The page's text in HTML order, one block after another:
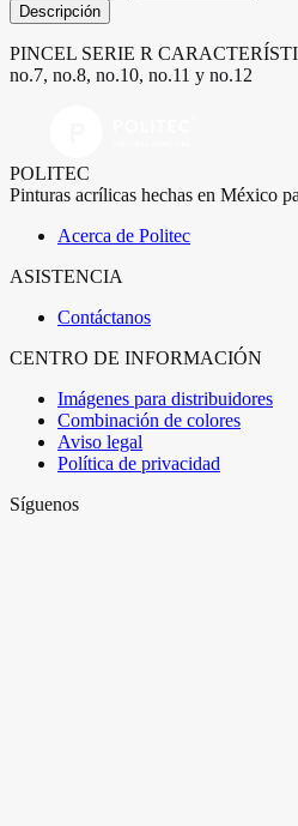
Descripción
PINCEL SERIE R
no.7, no.8, no.10, no.11 y no.12
POLITEC
Pinturas acrílicas hechas en México
Acerca de Politec
ASISTENCIA
Contáctanos
CENTRO DE INFORMACIÓN
Imágenes para distribuidores
Combinación de colores
Aviso legal
Política de privacidad
Síguenos